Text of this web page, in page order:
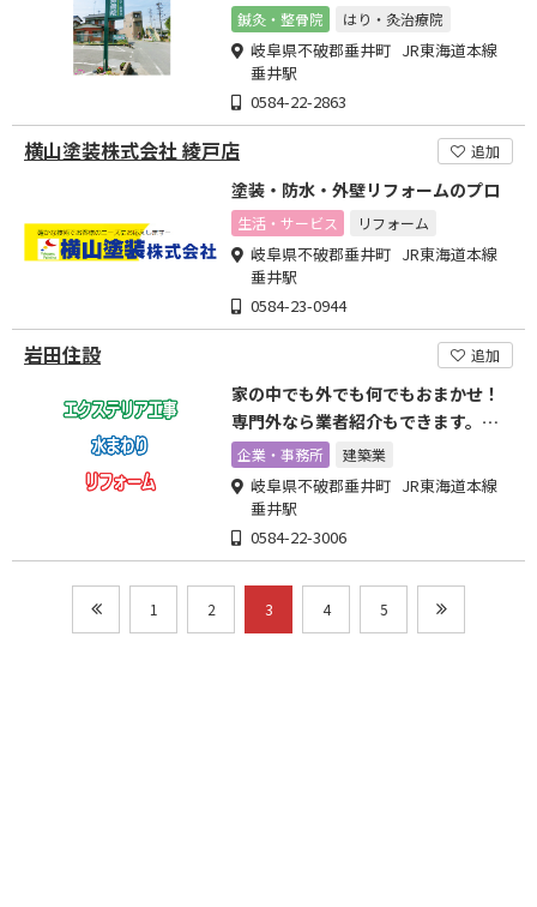
鍼灸・整骨院 はり・灸治療院
岐阜県不破郡垂井町 JR東海道本線
垂井駅
0584-22-2863
横山塗装株式会社 綾戸店 追加
塗装・防水・外壁リフォームのプロ
生活・サービス リフォーム
岐阜県不破郡垂井町 JR東海道本線
垂井駅
0584-23-0944
岩田住設 追加
家の中でも外でも何でもおまかせ！
専門外なら業者紹介もできます。ま
ずはお電話を！
企業・事務所 建築業
岐阜県不破郡垂井町 JR東海道本線
垂井駅
0584-22-3006
1 2 3 4 5